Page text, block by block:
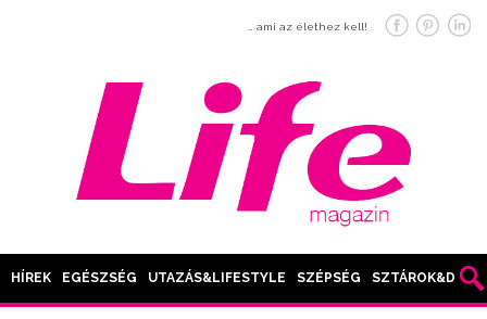
… ami az élethez kell!
HÍREK EGÉSZSÉG UTAZÁS&LIFESTYLE SZÉPSÉG SZTÁROK&DIVAT